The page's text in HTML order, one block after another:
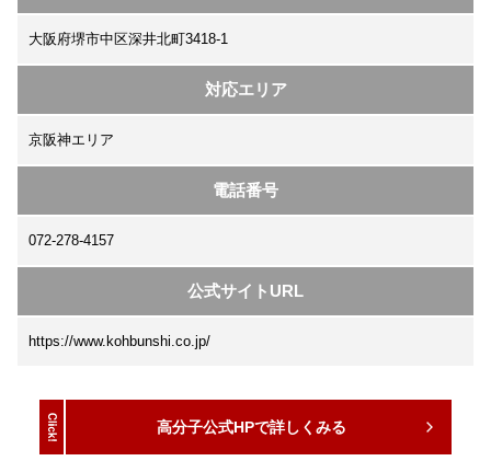
大阪府堺市中区深井北町3418-1
対応エリア
京阪神エリア
電話番号
072-278-4157
公式サイトURL
https://www.kohbunshi.co.jp/
高分子公式HPで詳しくみる